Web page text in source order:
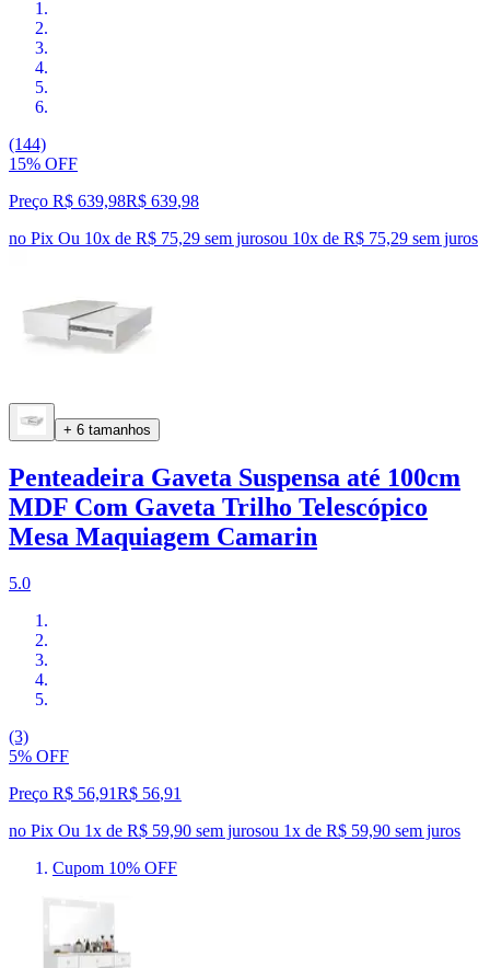
(144)
15% OFF
Preço R$ 639,98R$ 639,98
no Pix Ou 10x de R$ 75,29 sem jurosou 10x de R$ 75,29 sem juros
+ 6 tamanhos
Penteadeira Gaveta Suspensa até 100cm
MDF Com Gaveta Trilho Telescópico
Mesa Maquiagem Camarin
5.0
(3)
5% OFF
Preço R$ 56,91R$ 56,91
no Pix Ou 1x de R$ 59,90 sem jurosou 1x de R$ 59,90 sem juros
Cupom 10% OFF